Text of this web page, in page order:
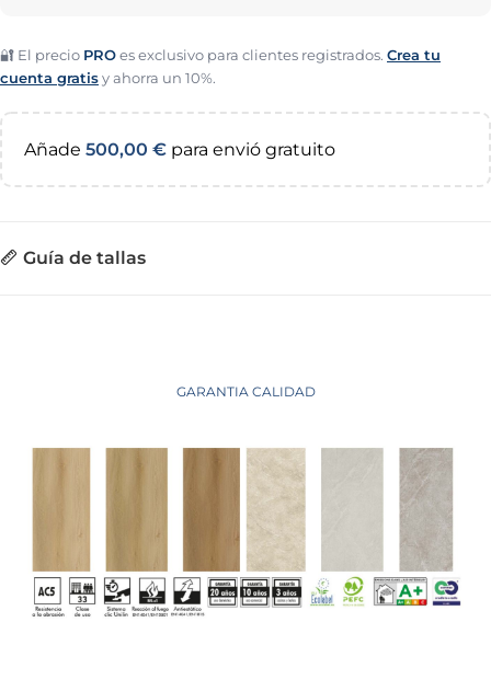
🔐 El precio PROes exclusivo para clientes registrados. Crea tu
cuenta gratisy ahorra un 10%.
Añade 500,00 € para envió gratuito
Guía de tallas
GARANTIA CALIDAD